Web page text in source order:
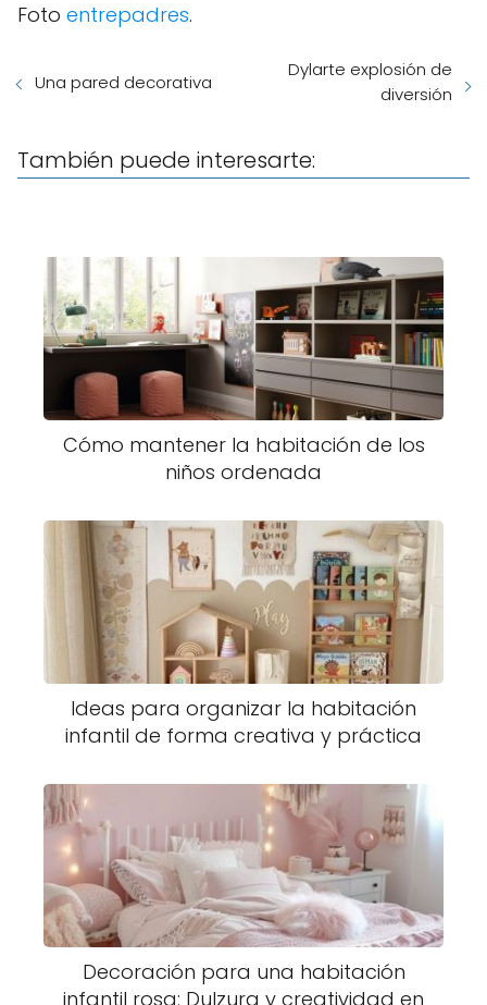
Foto entrepadres.
Una pared decorativa
Dylarte explosión de
diversión
También puede interesarte:
Cómo mantener la habitación de los
niños ordenada
Ideas para organizar la habitación
infantil de forma creativa y práctica
Decoración para una habitación
infantil rosa: Dulzura y creatividad en